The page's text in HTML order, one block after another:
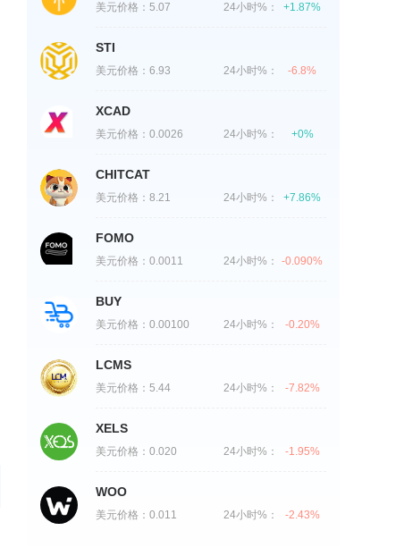
美元价格： 5.07 24小时%： +1.87%
STI
美元价格： 6.93 24小时%： -6.8%
XCAD
美元价格： 0.0026 24小时%： +0%
CHITCAT
美元价格： 8.21 24小时%： +7.86%
FOMO
美元价格： 0.0011 24小时%： -0.090%
BUY
美元价格： 0.00100 24小时%： -0.20%
LCMS
美元价格： 5.44 24小时%： -7.82%
XELS
美元价格： 0.020 24小时%： -1.95%
WOO
美元价格： 0.011 24小时%： -2.43%